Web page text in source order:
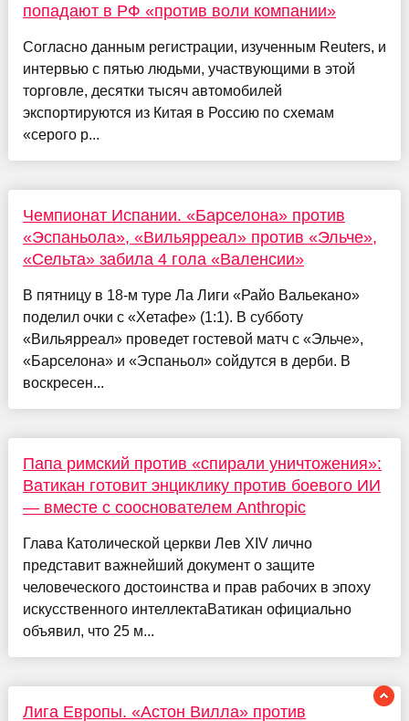
попадают в РФ «против воли компании»
Согласно данным регистрации, изученным Reuters, и
интервью с пятью людьми, участвующими в этой
торговле, десятки тысяч автомобилей
экспортируются из Китая в Россию по схемам
«серого р...
Чемпионат Испании. «Барселона» против
«Эспаньола», «Вильярреал» против «Эльче»,
«Сельта» забила 4 гола «Валенсии»
В пятницу в 18-м туре Ла Лиги «Райо Вальекано»
поделил очки с «Хетафе» (1:1). В субботу
«Вильярреал» проведет гостевой матч с «Эльче»,
«Барселона» и «Эспаньол» сойдутся в дерби. В
воскресен...
Папа римский против «спирали уничтожения»:
Ватикан готовит энциклику против боевого ИИ
— вместе с сооснователем Anthropic
Глава Католической церкви Лев XIV лично
представит важнейший документ о защите
человеческого достоинства и прав рабочих в эпоху
искусственного интеллектаВатикан официально
объявил, что 25 м...
Лига Европы. «Астон Вилла» против